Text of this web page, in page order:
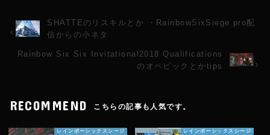
SHATTEのリスキルとか ・RainbowSixSiege pro配
信からの小ネタ
Rainbow Six Six Invitational2018 Qualifications
のオペピックとかtips
RECOMMEND こちらの記事も人気です。
レインボーシックスシージ レインボーシックスシージ